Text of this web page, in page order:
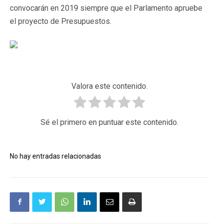
convocarán en 2019 siempre que el Parlamento apruebe
el proyecto de Presupuestos.
Valora este contenido.
Sé el primero en puntuar este contenido.
No hay entradas relacionadas